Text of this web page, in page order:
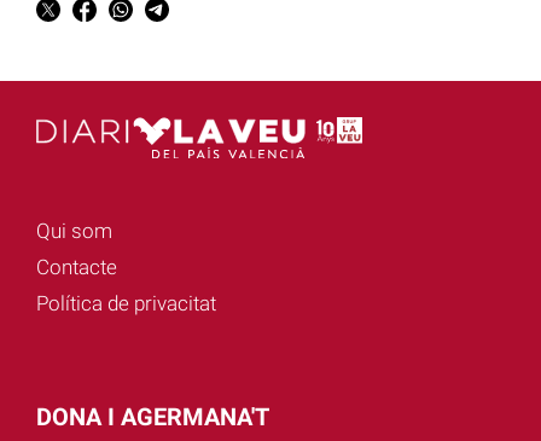
Qui som
Contacte
Política de privacitat
DONA I AGERMANA'T